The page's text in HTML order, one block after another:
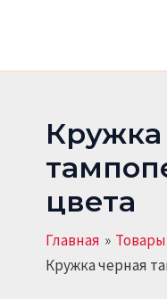
цвета
Главная
Товары
Кружка черная
цвета